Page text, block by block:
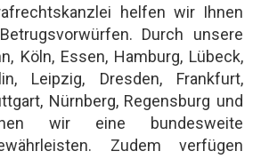
helfen wir Ihnen
Durch unsere
Köln, Essen, Hamburg, Lübeck,
Leipzig, Dresden, Frankfurt,
Nürnberg, Regensburg und
wir eine bundesweite
Zudem verfügen